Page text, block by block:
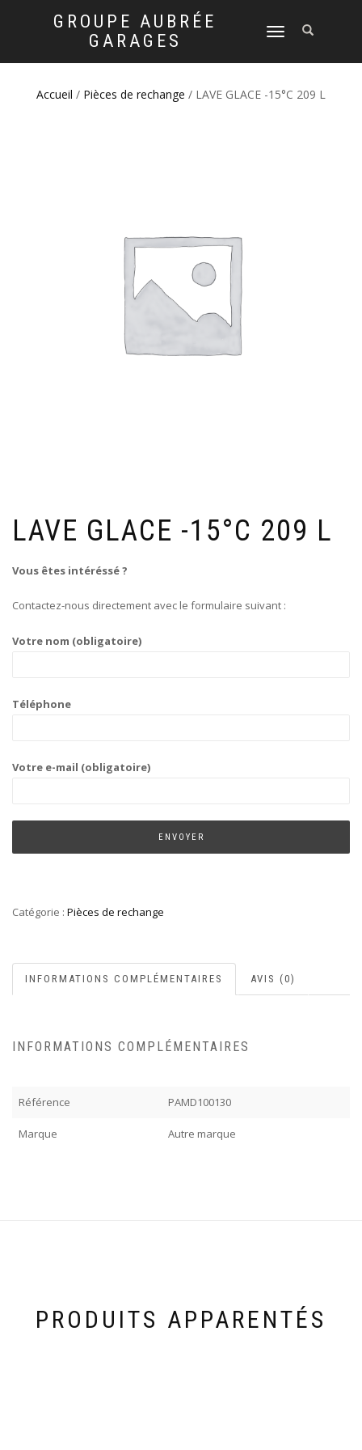
GROUPE AUBRÉE
GARAGES
DÉPLIER
NAVIGATION
Accueil / Pièces de rechange / LAVE GLACE -15°C 209 L
LAVE GLACE -15°C 209 L
Vous êtes intéréssé ?
Contactez-nous directement avec le formulaire suivant :
Votre nom (obligatoire)
Téléphone
Votre e-mail (obligatoire)
Catégorie : Pièces de rechange
INFORMATIONS COMPLÉMENTAIRES AVIS (0)
INFORMATIONS COMPLÉMENTAIRES
Référence PAMD100130
Marque Autre marque
PRODUITS APPARENTÉS